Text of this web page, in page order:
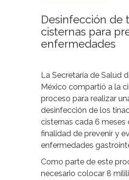
Desinfección de
cisternas para
enfermedades
La Secretaría de Salud
México compartió a la
proceso para realizar
desinfección de los
cisternas cada 6 meses
finalidad de prevenir y
enfermedades
Como parte de este
necesario colocar 8